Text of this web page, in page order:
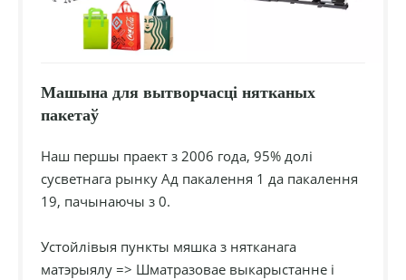
Машына для вытворчасці нятканых
пакетаў
Наш першы праект з 2006 года, 95% долі
сусветнага рынку Ад пакалення 1 да пакалення
19, пачынаючы з 0.
Устойлівыя пункты мяшка з нятканага
матэрыялу => Шматразовае выкарыстанне і